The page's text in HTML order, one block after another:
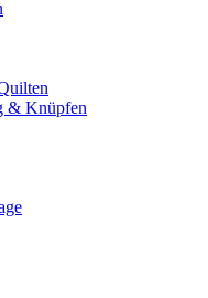
& Knüpfen